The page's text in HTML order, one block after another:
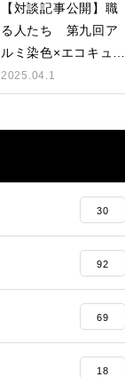
【対談記事公開】職
る人たち 第九回ア
ルミ染色×エコキュー
ト
2025.04.1
30
92
69
18